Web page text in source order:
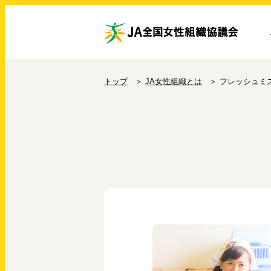
トップ JA女性組織とは フレッシュミ